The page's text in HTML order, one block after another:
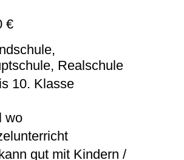
€
Realschule
10. Klasse
wo
gut mit Kindern /